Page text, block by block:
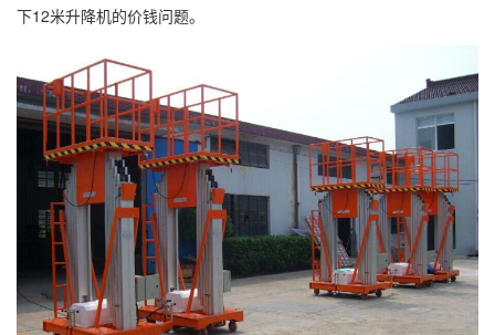
下12米升降机的价钱问题。